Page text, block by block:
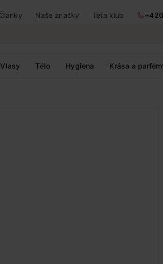
Články Naše značky Teta klub
Vlasy Tělo Hygiena Krása a